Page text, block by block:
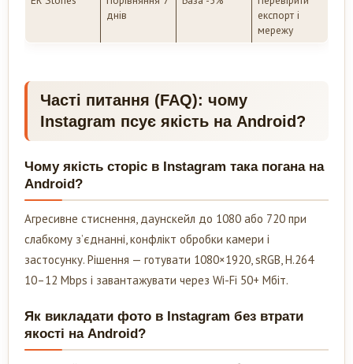
днів
експорт і
мережу
Часті питання (FAQ): чому
Instagram псує якість на Android?
Чому якість сторіс в Instagram така погана на
Android?
Агресивне стиснення, даунскейл до 1080 або 720 при
слабкому з’єднанні, конфлікт обробки камери і
застосунку. Рішення — готувати 1080×1920, sRGB, H.264
10–12 Mbps і завантажувати через Wi-Fi 50+ Мбіт.
Як викладати фото в Instagram без втрати
якості на Android?